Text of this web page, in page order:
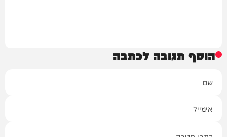
הוסף תגובה לכתבה